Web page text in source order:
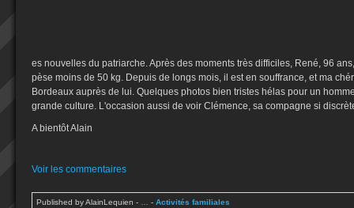
es nouvelles du patriarche. Après des moments très difficiles, René, 96
pèse moins de 50 kg. Depuis de longs mois, il est en souffrance, et ma
Bordeaux auprès de lui. Quelques photos bien tristes hélas pour un
grande culture. L'occasion aussi de voir Clémence, sa compagne si
A bientôt Alain
Voir les commentaires
Published by AlainLequien - … - Activités familiales